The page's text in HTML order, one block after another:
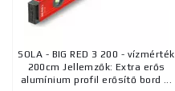
SOLA - BIG RED 3 200 - vízmérték
200cm Jellemzők: Extra erős
alumínium profil erősítő bord ...